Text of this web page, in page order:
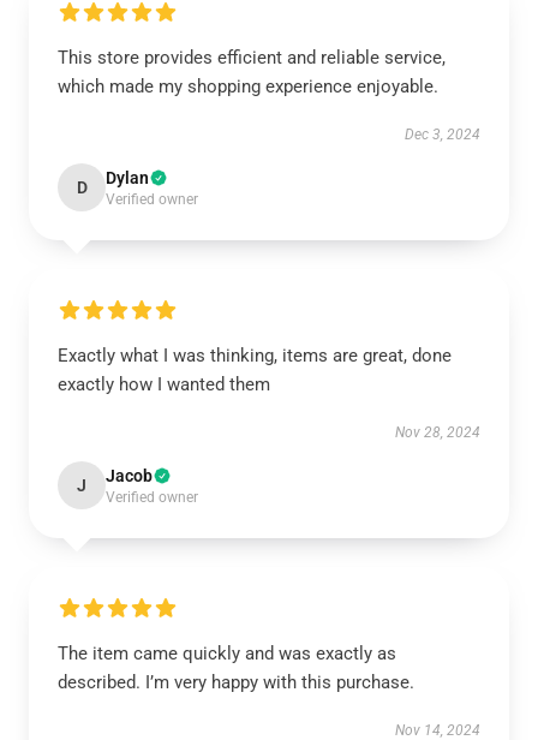
This store provides efficient and reliable service,
which made my shopping experience enjoyable.
Dec 3, 2024
D Dylan
Verified owner
Exactly what I was thinking, items are great, done
exactly how I wanted them
Nov 28, 2024
J Jacob
Verified owner
The item came quickly and was exactly as
described. I’m very happy with this purchase.
Nov 14, 2024